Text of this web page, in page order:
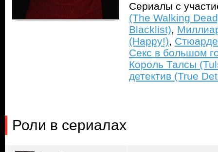
Сериалы с
(The Walking
Blacklist),
(Happy!),
Секс в большом
Король Талсы
детектив (True
Роли в сериалах